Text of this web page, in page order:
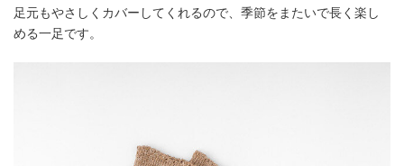
足元もやさしくカバーしてくれるので、季節をまたいで長く楽し
める一足です。